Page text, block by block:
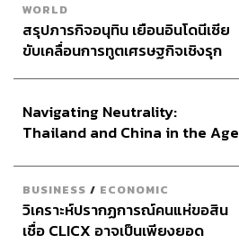
WORLD
สรุปภารกิจอนุทิน เยือนอินโดนีเซีย
ขับเคลื่อนการทูตเศรษฐกิจเชิงรุก
Navigating Neutrality:
Thailand and China in the Age
BUSINESS / ECONOMIC
วิเคราะห์ปรากฏการณ์คนแห่ขอสิน
เชื่อ CLICX อาจเป็นเพียงยอด